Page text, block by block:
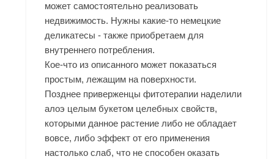
может самостоятельно реализовать
недвижимость. Нужны какие-то немецкие
деликатесы - также приобретаем для
внутреннего потребления.
Кое-что из описанного может показаться
простым, лежащим на поверхности.
Позднее приверженцы фитотерапии наделили
алоэ целым букетом целебных свойств,
которыми данное растение либо не обладает
вовсе, либо эффект от его применения
настолько слаб, что не способен оказать